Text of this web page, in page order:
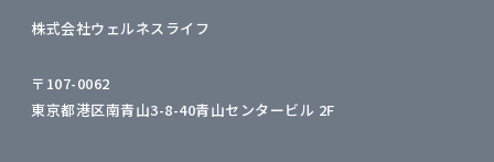
株式会社ウェルネスライフ
〒107-0062
東京都港区南青山3-8-40青山センタービル 2F